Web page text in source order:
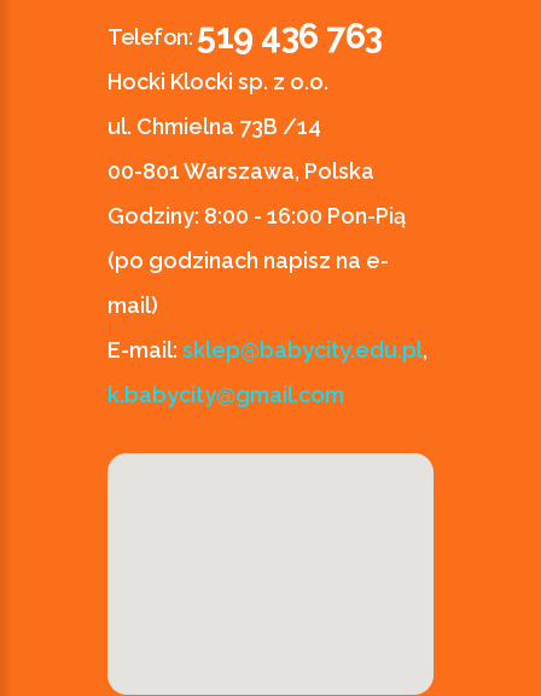
Telefon: 519 436 763
Hocki Klocki sp. z o.o.
ul. Chmielna 73B /14
00-801 Warszawa, Polska
Godziny: 8:00 - 16:00 Pon-Pią
(po godzinach napisz na e-
mail)
E-mail: sklep@babycity.edu.pl,
k.babycity@gmail.com